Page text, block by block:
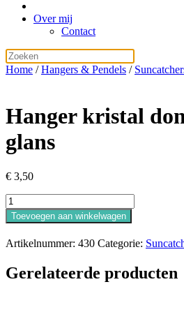
Over mij
Contact
Home /Hangers & Pendels /
Hanger kristal
glans
€ 3,50
Hanger
kristal
donut
geef
even
1)
Toevoegen aan winkelwagen
Artikelnummer: 430 Categorie:
Gerelateerde producten